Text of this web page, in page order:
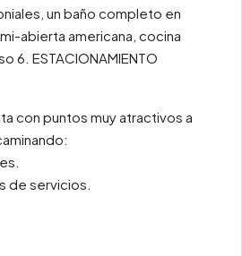
un baño completo en
abierta americana, cocina
6. ESTACIONAMIENTO
con puntos muy atractivos a
de servicios.